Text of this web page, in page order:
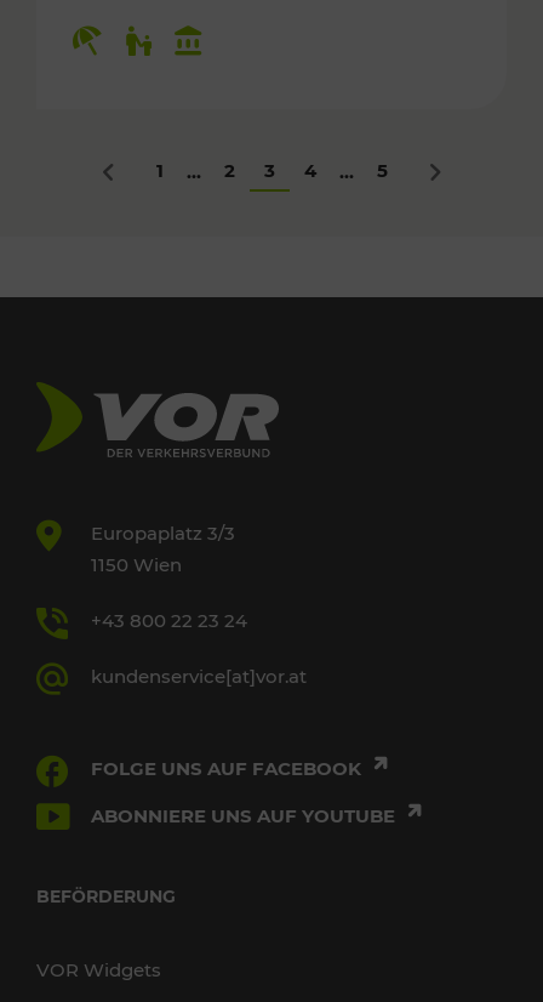
Zurück
1 ... 2 3 4 ... 5 Nächstes
Europaplatz 3/3
1150 Wien
+43 800 22 23 24
kundenservice[at]vor.at
FOLGE UNS AUF FACEBOOK
ABONNIERE UNS AUF YOUTUBE
BEFÖRDERUNG
VOR Widgets